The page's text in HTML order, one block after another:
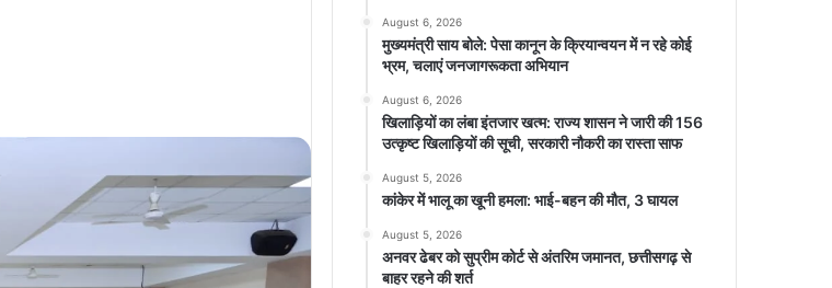
August 6, 2026
मुख्यमंत्री साय बोले: पेसा कानून के क्रियान्वयन में न रहे कोई
भ्रम, चलाएं जनजागरूकता अभियान
August 6, 2026
खिलाड़ियों का लंबा इंतजार खत्म: राज्य शासन ने जारी की 156
उत्कृष्ट खिलाड़ियों की सूची, सरकारी नौकरी का रास्ता साफ
August 5, 2026
कांकेर में भालू का खूनी हमला: भाई-बहन की मौत, 3 घायल
August 5, 2026
अनवर ढेबर को सुप्रीम कोर्ट से अंतरिम जमानत, छत्तीसगढ़ से
बाहर रहने की शर्त